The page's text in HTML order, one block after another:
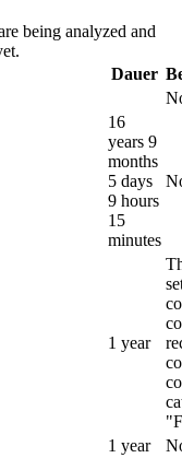
being analyzed and
Dauer
16
years 9
months
5 days
9 hours
15
minutes
1 year
1 year